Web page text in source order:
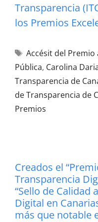
Transparencia
los Premios
Accésit del
Pública, Carolina
Transparencia de
de Transparencia de
Premios
Creados el
Transparencia
“Sello de Calidad
Digital en
más que notable